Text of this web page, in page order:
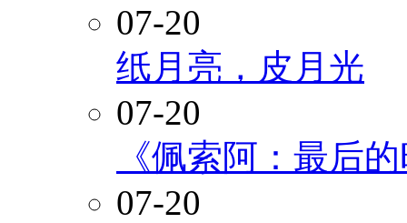
07-20
纸月亮，皮月光
07-20
《佩索阿：最后
07-20